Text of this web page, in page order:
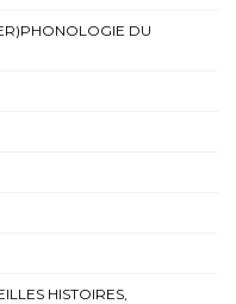
DU
HISTOIRES,